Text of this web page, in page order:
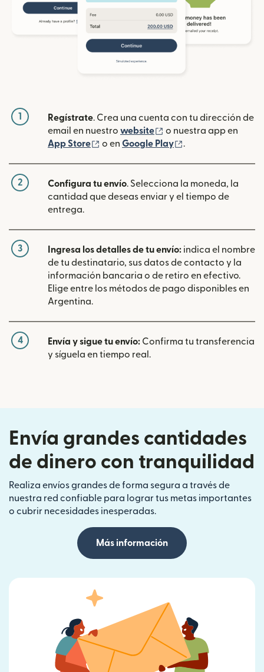
1 Regístrate. Crea una cuenta con tu dirección de
email en nuestro website (se abre en una
o nuestra app en
App Store
(se abre en una ventana nueva)
o en Google Play .
2 Configura tu envío. Selecciona la moneda, la
cantidad que deseas enviar y el tiempo de
entrega.
3 Ingresa los detalles de tu envío: indica el nombre
de tu destinatario, sus datos de contacto y la
información bancaria o de retiro en efectivo.
Elige entre los métodos de pago disponibles en
Argentina.
4 Envía y sigue tu envío: Confirma tu transferencia
y síguela en tiempo real.
Envía grandes cantidades
de dinero con tranquilidad
Realiza envíos grandes de forma segura a través de
nuestra red confiable para lograr tus metas importantes
o cubrir necesidades inesperadas.
Más información